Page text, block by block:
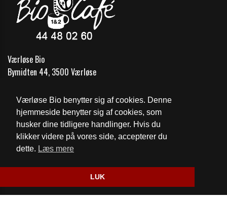
Værløse Bio benytter sig af cookies. Denne
hjemmeside benytter sig af cookies, som
husker dine tidligere handlinger. Hvis du
klikker videre på vores side, accepterer du
dette. Læs mere
LUK
Værløse Bio
Bymidten 44, 3500 Værløse
Telefon: 44 48 02 60
Email: vaerlosebio@gmail.com
Cookie- og privatlivspolitik